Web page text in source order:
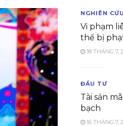
NGHIÊN
Vi phạm
thể bị
18 THÁNG 7,
ĐẦU TƯ
Tài sản
bạch
16 THÁNG 7,